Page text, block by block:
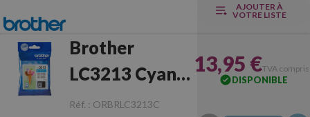
AJOUTER À
VOTRE LISTE
Brother
LC3213 Cyan
Originale
Réf. : ORBRLC3213C
13,95 €TVA
DISPONIBLE